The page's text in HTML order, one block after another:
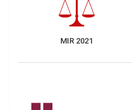
MIR 2021